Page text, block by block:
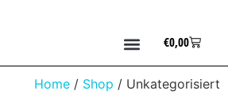
€0,00
Home / Shop / Unkategorisiert